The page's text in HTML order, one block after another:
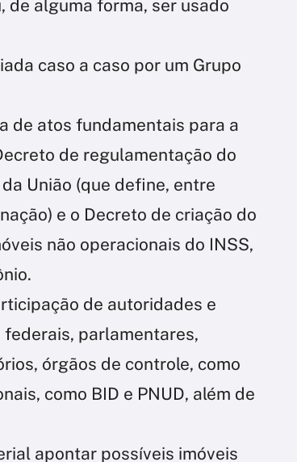
de alguma forma, ser usado
caso a caso por um Grupo
de atos fundamentais para a
de regulamentação do
União (que define, entre
e o Decreto de criação do
não operacionais do INSS,
de autoridades e
parlamentares,
órgãos de controle, como
como BID e PNUD, além de
apontar possíveis imóveis